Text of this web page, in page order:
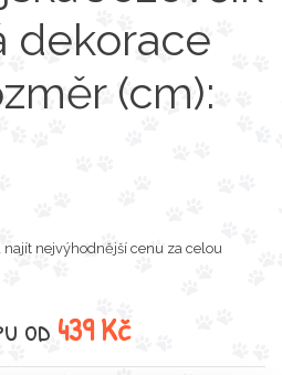
dekorace
(cm):
najít nejvýhodnější cenu za celou
od 439 Kč